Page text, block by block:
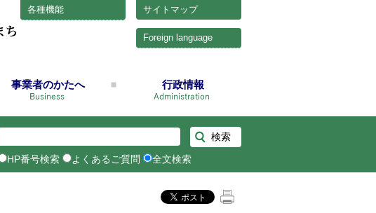
サイトマップ
各種機能
Foreign language
事業者のかたへ 行政情報
HP番号検索 よくあるご質問 全文検索